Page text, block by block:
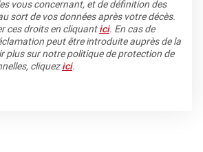
vous concernant, et de définition des
sort de vos données après votre décès.
ces droits en cliquantici. En cas de
peut être introduite auprès de la
plus sur notre politique de protection de
cliquezici.